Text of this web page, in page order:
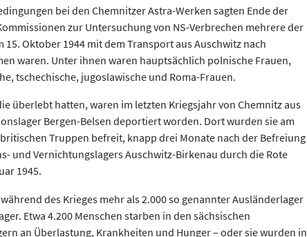
bei den Chemnitzer Astra-Werken sagten Ende der
zur Untersuchung von NS-Verbrechen mehrere der
15. Oktober 1944 mit dem Transport aus Auschwitz nach
waren. Unter ihnen waren hauptsächlich polnische Frauen,
tschechische, jugoslawische und Roma-Frauen.
überlebt hatten, waren im letzten Kriegsjahr von Chemnitz aus
Bergen-Belsen deportiert worden. Dort wurden sie am
Truppen befreit, knapp drei Monate nach der Befreiung
und Vernichtungslagers Auschwitz-Birkenau durch die Rote
1945.
des Krieges mehr als 2.000 so genannter Ausländerlager
Etwa 4.200 Menschen starben in den sächsischen
an Überlastung, Krankheiten und Hunger – oder sie wurden in